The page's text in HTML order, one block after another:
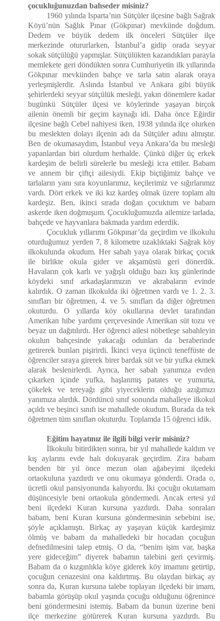
çocukluğunuzdan bahseder misiniz?
1960 yılında Isparta’nın Sütçüler ilçesine bağlı Sağrak
Köyü’nün Sağlık Pınar (Gökpınar) mevkiinde doğdum.
Dedem ve büyük dedem ilk önceleri Sütçüler ilçe
merkezinde otururlarken, İstanbul’a gidip orada seyyar
sokak sütçülüğü yapmışlar. Sütçülükten kazandıkları parayla
memlekete geri döndükten sonra Cumhuriyetin ilk yıllarında
Gökpınar mevkiinden bahçe ve tarla satın alarak oraya
yerleşmişlerdir. Aslında İstanbul ve Ankara gibi büyük
şehirlerdeki seyyar sütçülük mesleği, yakın dönemlere kadar
bugünkü Sütçüler ilçesi ve köylerinde yaşayan birçok
ailenin önemli bir geçim kaynağı idi. Daha önce Eğirdir
ilçesine bağlı Cebel nahiyesi iken, 1938 yılında ilçe olurken
bu meslekten dolayı ilçenin adı da Sütçüler adını almıştır.
Ben de okumasaydım, İstanbul veya Ankara’da bu mesleği
yapanlardan biri olurdum herhalde. Çünkü diğer üç erkek
kardeşim de belirli sürelerle bu mesleği icra ettiler. Babam
ve annem bir çiftçi ailesiydi. Ekip biçtiğimiz bahçe ve
tarlaların yanı sıra koyunlarımız, keçilerimiz ve sığırlarımız
vardı. Dört erkek ve iki kız kardeş olmak üzere toplam altı
kardeşiz. Ben, ikinci sırada doğan çocuktum ve babam
askerde iken doğmuşum. Çocukluğumuzda ailemize tarlada,
bahçede ve hayvanlara bakmada yardım ederdik.
Çocukluk yıllarımı Gökpınar’da geçirdim ve ilkokulu
oturduğumuz yerden 7, 8 kilometre uzaklıktaki Sağrak köy
ilkokulunda okudum. Her sabah yaya olarak birkaç çocuk
ile birlikte okula gider ve akşamüstü geri dönerdik.
Havaların çok karlı ve yağışlı olduğu bazı kış günlerinde
köydeki sınıf arkadaşlarımızın ve akrabaların evinde
kalırdık. O zaman ilkokulda iki öğretmen vardı ve 1. 2. 3.
sınıfları bir öğretmen, 4. ve 5. sınıfları da diğer öğretmen
okuturdu. O yıllarda köy okullarına devlet tarafından
Amerikan hibe yardımı çerçevesinde Amerikan süt tozu ve
beyaz un dağıtılırdı. Her öğrenci ailesi nöbetleşe sabahleyin
okulun bahçesinde yakacağı odunları da beraberinde
getirerek bunları pişirirdi. İkinci veya üçüncü teneffüste de
öğrenciler sıraya girerek birer bardak süt ve bir yufka ekmek
alarak beslenirlerdi. Ayrıca, her sabah yanımıza evden
çıkarken içinde yufka, haşlanmış patates ve yumurta,
çökelek ve tereyağı gibi yiyeceklerin olduğu azığımızı
yanımıza alırdık. Dördüncü sınıf sonunda mahalleye ilkokul
açıldı ve beşinci sınıfı ise mahallede okudum. Burada da tek
öğretmen tüm sınıfları okuturdu. Toplamda 15 öğrenci idik.
Eğitim hayatınız ile ilgili bilgi verir misiniz?
İlkokulu bitirdikten sonra, bir yıl mahallede kaldım ve
kış aylarını evde halı dokuyarak geçirdim. Zira babam
benden bir yıl önce mezun olan ağabeyimi ilçedeki
ortaokuluna yazdırdı ve onu okumaya gönderdi. Orada o,
ücretli okul pansiyonunda kalıyordu. İki çocuğu okutamam
düşüncesiyle beni ortaokula göndermedi. Ancak ertesi yıl
beni ilçedeki Kuran kursuna yazdırdı. Daha sonraları
babam, beni Kuran kursuna göndermesinin sebebini ise,
şöyle açıklamıştı. Birkaç ay yaşayan küçük kardeşimiz
ölmüş ve babam da mahalledeki bir hocadan çocuğun
defnedilmesini talep etmiş. O da, “benim işim var, başka
yere gideceğim” diyerek babamın talebini geri çevirmiş.
Babam da o kızgınlıkla köye giderek köy imamını getirtip,
çocuğun cenazesini ona kaldırtmış. Bu olaydan birkaç ay
sonra da, Kuran kursuna talebe toplayan ilçedeki bir imam,
babamla görüşüp okul yaşında çocuğu olduğunu öğrenince
beni göndermesini istemiş. Babam da bunun üzerine beni
ilçe merkezine götürerek Kuran kursuna yazdırdı. Bu